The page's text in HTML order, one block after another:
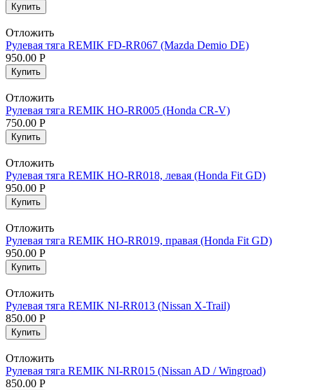
Купить
Отложить
Рулевая тяга REMIK FD-RR067 (Mazda Demio DE)
950.00 Р
Купить
Отложить
Рулевая тяга REMIK HO-RR005 (Honda CR-V)
750.00 Р
Купить
Отложить
Рулевая тяга REMIK HO-RR018, левая (Honda Fit GD)
950.00 Р
Купить
Отложить
Рулевая тяга REMIK HO-RR019, правая (Honda Fit GD)
950.00 Р
Купить
Отложить
Рулевая тяга REMIK NI-RR013 (Nissan X-Trail)
850.00 Р
Купить
Отложить
Рулевая тяга REMIK NI-RR015 (Nissan AD / Wingroad)
850.00 Р